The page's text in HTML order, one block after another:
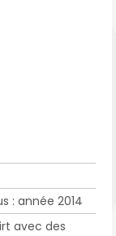
: année 2014
avec des